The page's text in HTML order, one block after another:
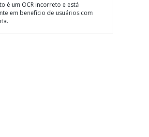
é um OCR incorreto e está
em benefício de usuários com